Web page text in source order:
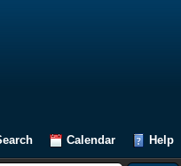
Calendar Help